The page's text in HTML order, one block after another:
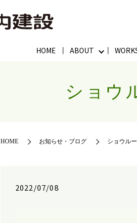
HOME ABOUT
ショウ
HOME お知らせ・ブログ ショウル
2022/07/08